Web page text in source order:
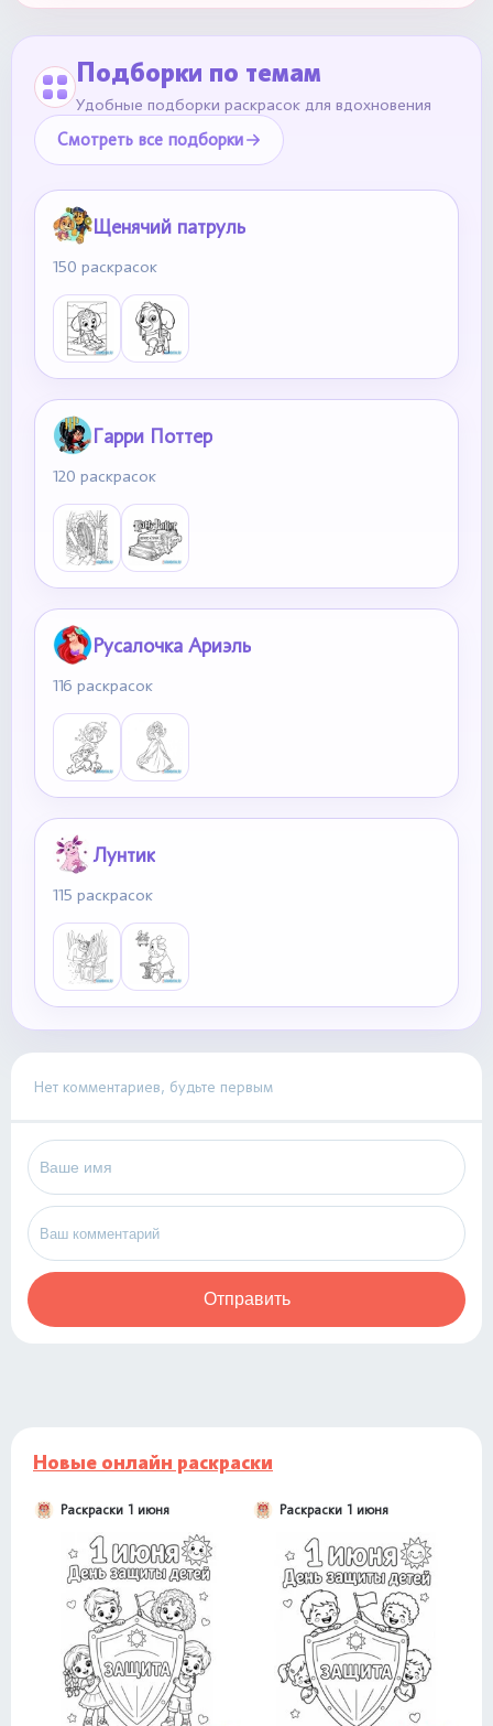
Подборки по темам
Удобные подборки раскрасок для вдохновения
Смотреть все подборки
Щенячий патруль
150 раскрасок
Гарри Поттер
120 раскрасок
Русалочка Ариэль
116 раскрасок
Лунтик
115 раскрасок
Нет комментариев, будьте первым
Отправить
Новые онлайн раскраски
Раскраски 1 июня Раскраски 1 июня